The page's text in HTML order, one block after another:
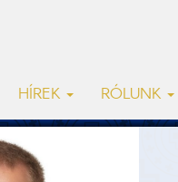
HÍREK RÓLUNK